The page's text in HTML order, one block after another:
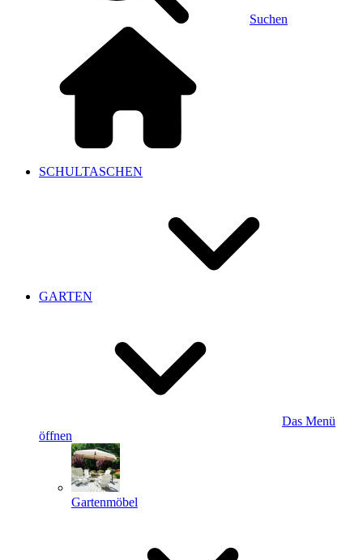
Suchen
SCHULTASCHEN
GARTEN
Das Menü
öffnen
Gartenmöbel